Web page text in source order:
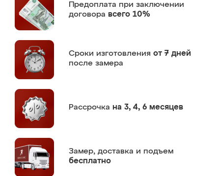
Предоплата при заключении
договора всего 10%
Сроки изготовления от 7 дней
после замера
Рассрочка на 3, 4, 6 месяцев
Замер, доставка и подъем
бесплатно